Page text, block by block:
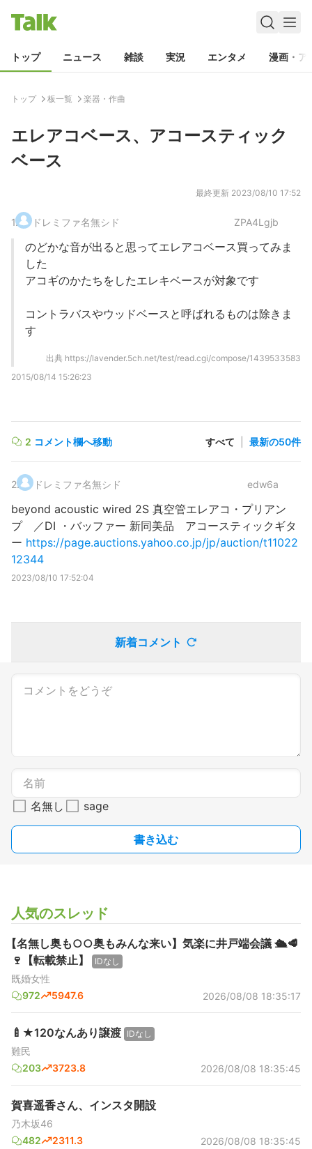
トップ ニュース 雑談 実況 エンタメ 漫画・ア
トップ 板一覧 楽器・作曲
エレアコベース、アコースティック
ベース
最終更新 2023/08/10 17:52
1. ドレミファ名無シド ZPA4Lgjb
のどかな音が出ると思ってエレアコベース買ってみま
した
アコギのかたちをしたエレキベースが対象です
コントラバスやウッドベースと呼ばれるものは除きま
す
出典 https://lavender.5ch.net/test/read.cgi/compose/1439533583
2015/08/14 15:26:23
2 コメント欄へ移動 すべて 最新の50件
2. ドレミファ名無シド edw6a
beyond acoustic wired 2S 真空管エレアコ・プリアン
プ ／DI ・バッファー 新同美品 アコースティックギタ
ー https://page.auctions.yahoo.co.jp/jp/auction/t11022
12344
2023/08/10 17:52:04
新着コメント
名無し sage
書き込む
人気のスレッド
【名無し奥も○○奥もみんな来い】気楽に井戸端会議 🛳️🥩
🍷【転載禁止】
IDなし
既婚女性
972
5947.6 2026/08/08 18:35:17
🍼★120なんあり譲渡 IDなし
難民
203
3723.8 2026/08/08 18:35:45
賀喜遥香さん、インスタ開設
乃木坂46
482
2311.3 2026/08/08 18:35:45